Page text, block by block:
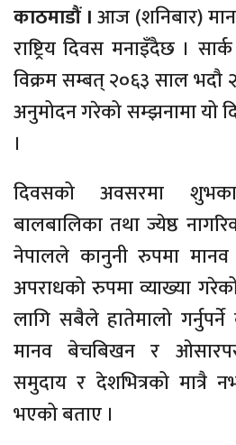
काठमाडौं ।आज (शनिबार)
राष्ट्रिय दिवस मनाइँदैछ ।
विक्रम सम्बत् २०६३ साल भदौ
अनुमोदन गरेको सम्झनामा यो
।
दिवसको अवसरमा
बालबालिका तथा ज्येष्ठ
नेपालले कानुनी रुपमा
अपराधको रुपमा व्याख्या
लागि सबैले हातेमालो
मानव बेचबिखन र
समुदाय र देशभित्रको मात्रै
भएको बताए ।